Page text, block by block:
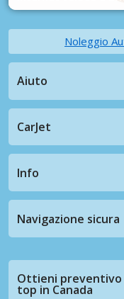
Noleggio
Aiuto
CarJet
Info
Navigazione sicura
Ottieni preventivo
top in Canada